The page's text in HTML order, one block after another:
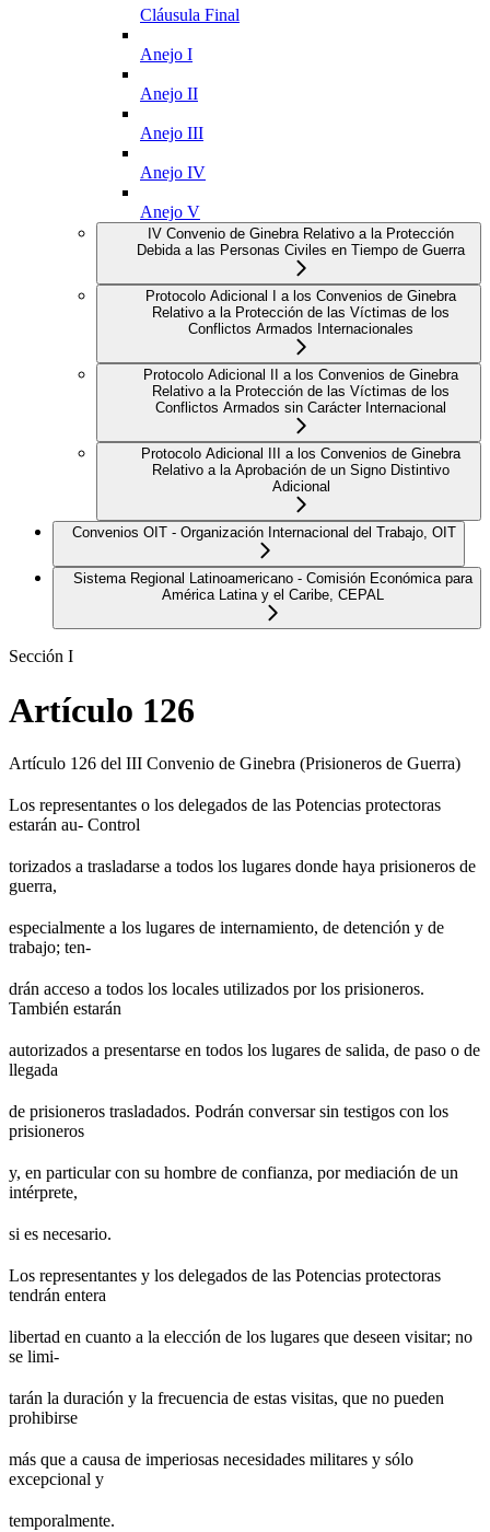
Cláusula Final
Anejo I
Anejo II
Anejo III
Anejo IV
Anejo V
IV Convenio de Ginebra Relativo a la Protección
Debida a las Personas Civiles en Tiempo de Guerra
Protocolo Adicional I a los Convenios de Ginebra
Relativo a la Protección de las Víctimas de los
Conflictos Armados Internacionales
Protocolo Adicional II a los Convenios de Ginebra
Relativo a la Protección de las Víctimas de los
Conflictos Armados sin Carácter Internacional
Protocolo Adicional III a los Convenios de Ginebra
Relativo a la Aprobación de un Signo Distintivo
Adicional
Convenios OIT - Organización Internacional del Trabajo, OIT
Sistema Regional Latinoamericano - Comisión Económica para
América Latina y el Caribe, CEPAL
Sección I
Artículo 126
Artículo 126 del III Convenio de Ginebra (Prisioneros de Guerra)
Los representantes o los delegados de las Potencias protectoras
estarán au- Control
torizados a trasladarse a todos los lugares donde haya prisioneros de
guerra,
especialmente a los lugares de internamiento, de detención y de
trabajo; ten-
drán acceso a todos los locales utilizados por los prisioneros.
También estarán
autorizados a presentarse en todos los lugares de salida, de paso o de
llegada
de prisioneros trasladados. Podrán conversar sin testigos con los
prisioneros
y, en particular con su hombre de confianza, por mediación de un
intérprete,
si es necesario.
Los representantes y los delegados de las Potencias protectoras
tendrán entera
libertad en cuanto a la elección de los lugares que deseen visitar; no
se limi-
tarán la duración y la frecuencia de estas visitas, que no pueden
prohibirse
más que a causa de imperiosas necesidades militares y sólo
excepcional y
temporalmente.